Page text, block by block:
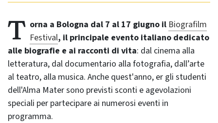
Torna a Bologna dal 7 al 17 giugno il Biografilm
Festival, il principale evento italiano dedicato
alle biografie e ai racconti di vita: dal cinema alla
letteratura, dal documentario alla fotografia, dall’arte
al teatro, alla musica. Anche quest'anno, er gli studenti
dell'Alma Mater sono previsti sconti e agevolazioni
speciali per partecipare ai numerosi eventi in
programma.